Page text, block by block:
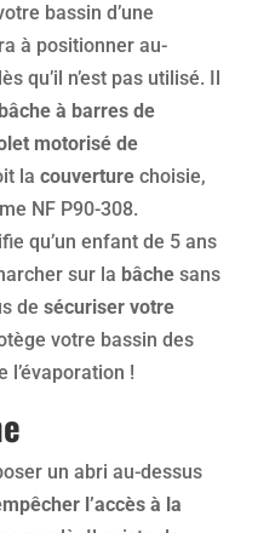
bassin d’une
à positionner au-
qu’il n’est pas utilisé. Il
bâche à barres de
motorisé de
la couverturechoisie,
NF P90-308.
qu’un enfant de 5 ans
sur la bâchesans
de sécuriser votre
votre bassin des
l’évaporation !
un abri au-dessus
l’accès à la